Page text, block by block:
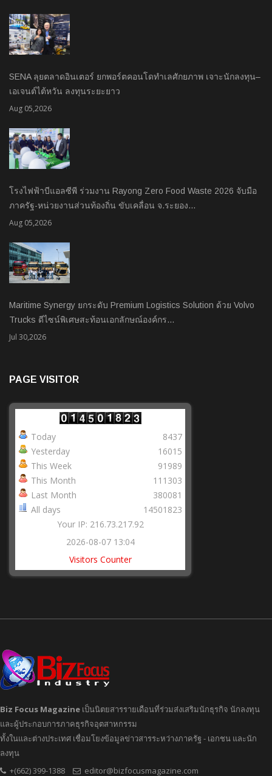
SENA ลุยตลาดอินเตอร์ ยกพอร์ตคอนโดทำเลศักยภาพ เจาะนักลงทุน–
เอเจนต์ไต้หวัน ลงทุนระยะยาว
Aug 05,2026
โรงไฟฟ้าบีแอลซีพี ร่วมงาน Rayong Zero Food Waste 2026 จับมือ
ภาครัฐ-หน่วยงานส่วนท้องถิ่น ขับเคลื่อน จ.ระยอง…
Aug 05,2026
Maritime Synergy ยกระดับ Premium Logistics Solution ด้วย Volvo
Trucks ดีไซน์พิเศษสะท้อนเอกลักษณ์องค์กร…
Jul 30,2026
PAGE VISITOR
Today
Yesterday
This Week
This Month
Last Month
All days
8437
16015
91989
111303
380081
14501823
Your IP: 216.73.217.92
2026-08-07 13:04
Visitors Counter
Biz Focus Magazine เป็นนิตยสารรายเดือนที่ร่วมส่งเสริมนักธุรกิจ นักลงทุน
และผู้ประกอบการภาคธุรกิจอุตสาหกรรม
ทั้งในและต่างประเทศ เชื่อมโยงข้อมูลข่าวสารระหว่างภาครัฐ - เอกชน และนัก
ลงทุน
+(662) 399-1388
editor@bizfocusmagazine.com